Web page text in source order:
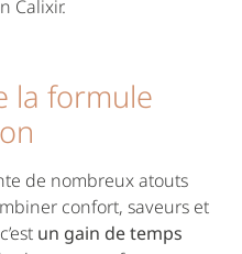
Calixir.
la formule
de nombreux atouts
confort, saveurs et
un gain de temps